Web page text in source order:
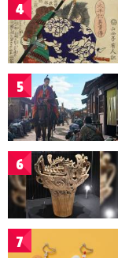
4
5
6
7